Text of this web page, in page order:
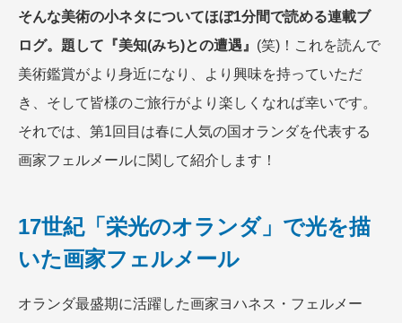
そんな美術の小ネタについてほぼ1分間で読める連載ブ
ログ。題して『美知(みち)との遭遇』 (笑)！これを読んで
美術鑑賞がより身近になり、より興味を持っていただ
き、そして皆様のご旅行がより楽しくなれば幸いです。
それでは、第1回目は春に人気の国オランダを代表する
画家フェルメールに関して紹介します！
17世紀「栄光のオランダ」で光を描
いた画家フェルメール
オランダ最盛期に活躍した画家ヨハネス・フェルメー